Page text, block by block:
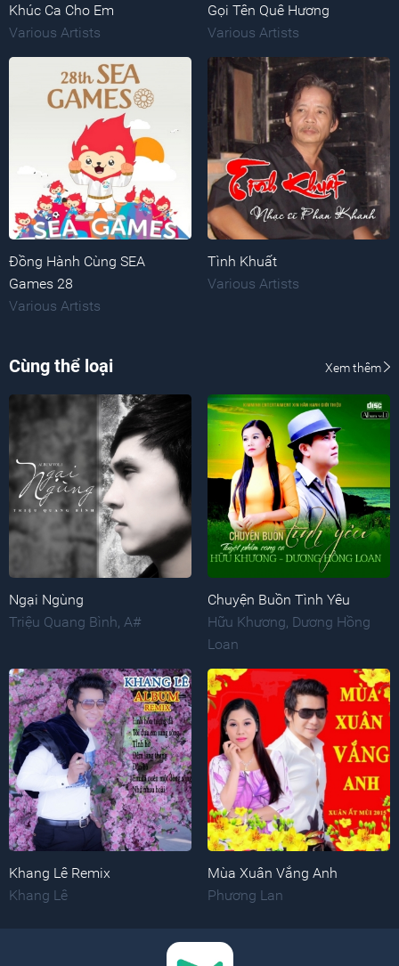
Khúc Ca Cho Em
Various Artists
Gọi Tên Quê Hương
Various Artists
Đồng Hành Cùng SEA
Games 28
Various Artists
Tình Khuất
Various Artists
Cùng thể loại Xem thêm
Ngại Ngùng
Triệu Quang Bình, A#
Chuyện Buồn Tình Yêu
Hữu Khương, Dương Hồng
Loan
Khang Lê Remix
Khang Lê
Mùa Xuân Vắng Anh
Phương Lan